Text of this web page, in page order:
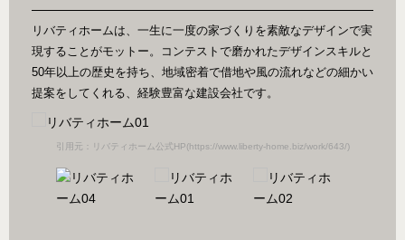
リバティホームは、一生に一度の家づくりを素敵なデザインで実
現することがモットー。コンテストで磨かれたデザインスキルと
50年以上の歴史を持ち、地域密着で借地や風の流れなどの細かい
提案をしてくれる、経験豊富な建設会社です。
引用元：リバティホーム公式HP(https://www.liberty-home.biz/work/643/)